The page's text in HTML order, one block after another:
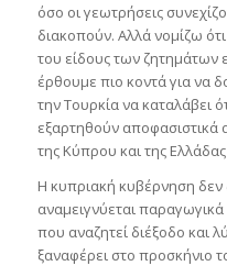
όσο οι γεωτρήσεις
διακοπούν. Αλλά νομίζω
του είδους των ζητημάτων
έρθουμε πιο κοντά για να
την Τουρκία να καταλάβει
εξαρτηθούν αποφασιστικά
της Κύπρου και της
Η κυπριακή κυβέρνηση δεν
αναμειγνύεται
που αναζητεί διέξοδο και
ξαναφέρει στο προσκήνιο